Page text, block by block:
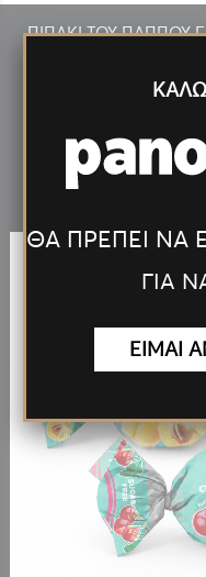
ΠΙΠΑΚΙ ΤΟΥ ΠΑΠΠΟΥ
Νέα
ΘΑ ΠΡΕΠΕΙ ΝΑ
ΓΙΑ
ΕΙΜΑΙ